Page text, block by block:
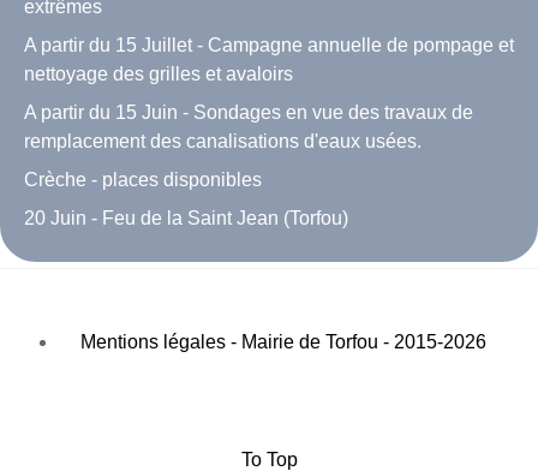
extrêmes
A partir du 15 Juillet - Campagne annuelle de pompage et
nettoyage des grilles et avaloirs
A partir du 15 Juin - Sondages en vue des travaux de
remplacement des canalisations d'eaux usées.
Crèche - places disponibles
20 Juin - Feu de la Saint Jean (Torfou)
Mentions légales - Mairie de Torfou - 2015-2026
To Top